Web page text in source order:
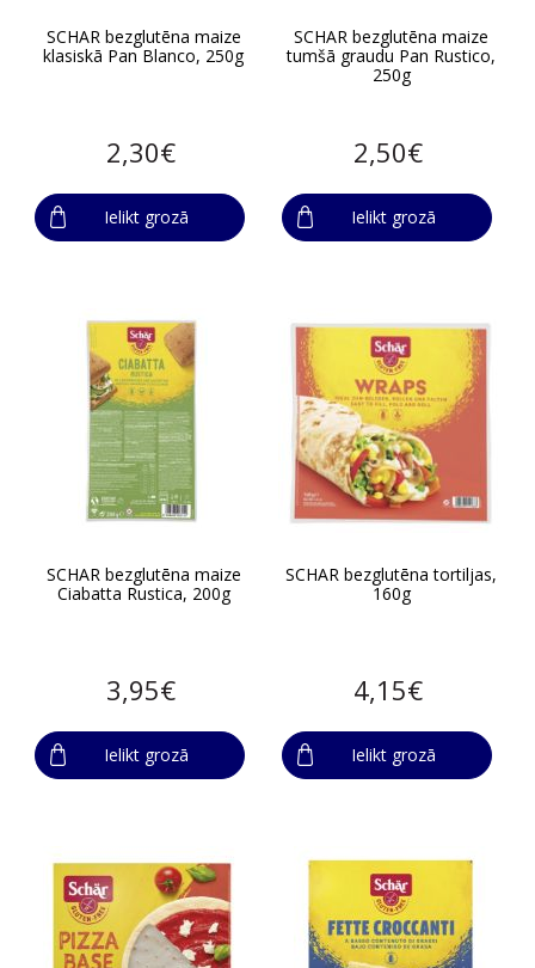
SCHAR bezglutēna maize
klasiskā Pan Blanco, 250g
2,30€
Ielikt grozā
SCHAR bezglutēna maize
tumšā graudu Pan Rustico,
250g
2,50€
Ielikt grozā
SCHAR bezglutēna maize
Ciabatta Rustica, 200g
3,95€
Ielikt grozā
SCHAR bezglutēna tortiljas,
160g
4,15€
Ielikt grozā